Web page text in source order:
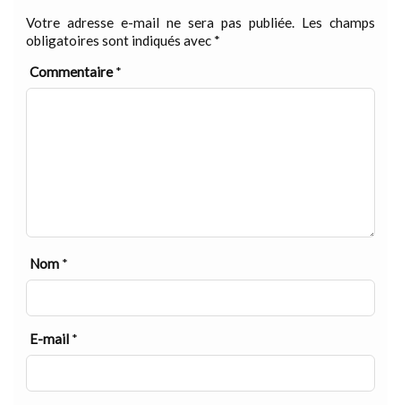
Votre adresse e-mail ne sera pas publiée. Les champs
obligatoires sont indiqués avec *
Commentaire*
Nom *
E-mail *